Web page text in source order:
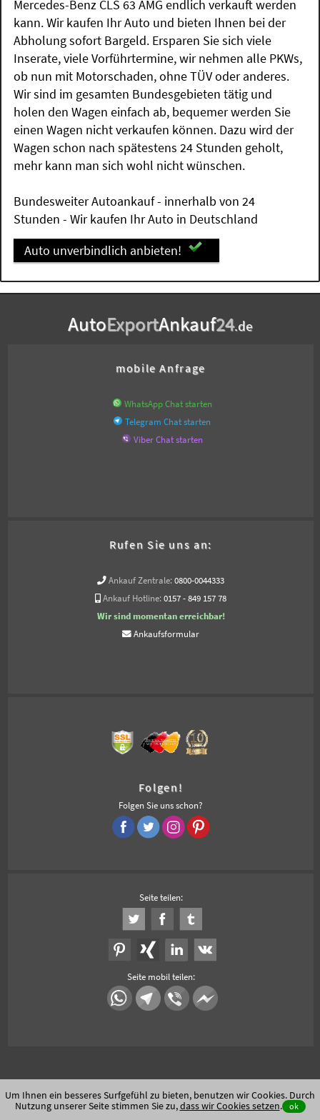
Mercedes-Benz CLS 63 AMG endlich verkauft werden
kann. Wir kaufen Ihr Auto und bieten Ihnen bei der
Abholung sofort Bargeld. Ersparen Sie sich viele
Inserate, viele Vorführtermine, wir nehmen alle PKWs,
ob nun mit Motorschaden, ohne TÜV oder anderes.
Wir sind im gesamten Bundesgebieten tätig und
holen den Wagen einfach ab, bequemer werden Sie
einen Wagen nicht verkaufen können. Dazu wird der
Wagen schon nach spätestens 24 Stunden geholt,
mehr kann man sich wohl nicht wünschen.
Bundesweiter Autoankauf - innerhalb von 24
Stunden - Wir kaufen Ihr Auto in Deutschland
Auto unverbindlich anbieten!
AutoExportAnkauf24.de
mobile Anfrage
WhatsApp Chat starten
Telegram Chat starten
Viber Chat starten
Rufen Sie uns an:
Ankauf Zentrale: 0800-0044333
Ankauf Hotline: 0157 - 849 157 78
Wir sind momentan erreichbar!
Ankaufsformular
Folgen!
Folgen Sie uns schon?
Seite teilen:
Seite mobil teilen:
Um Ihnen ein besseres Surfgefühl zu bieten, benutzen wir Cookies. Durch
Nutzung unserer Seite stimmen Sie zu,dass wir Cookies setzen. ok